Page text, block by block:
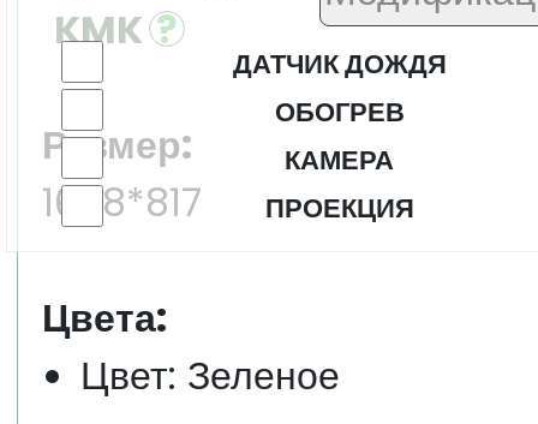
ДАТЧИК ДОЖДЯ
ОБОГРЕВ
КАМЕРА
ПРОЕКЦИЯ
KMK
Размер:
1698*817
Цвета:
Цвет: Зеленое